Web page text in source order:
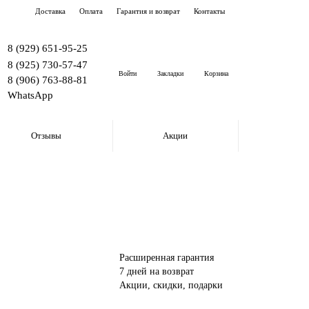
Доставка Оплата Гарантия и возврат Контакты
8 (929) 651-95-25
8 (925) 730-57-47
8 (906) 763-88-81
WhatsApp
Войти Закладки Корзина
Отзывы Акции
Расширенная гарантия
7 дней на возврат
Акции, скидки, подарки